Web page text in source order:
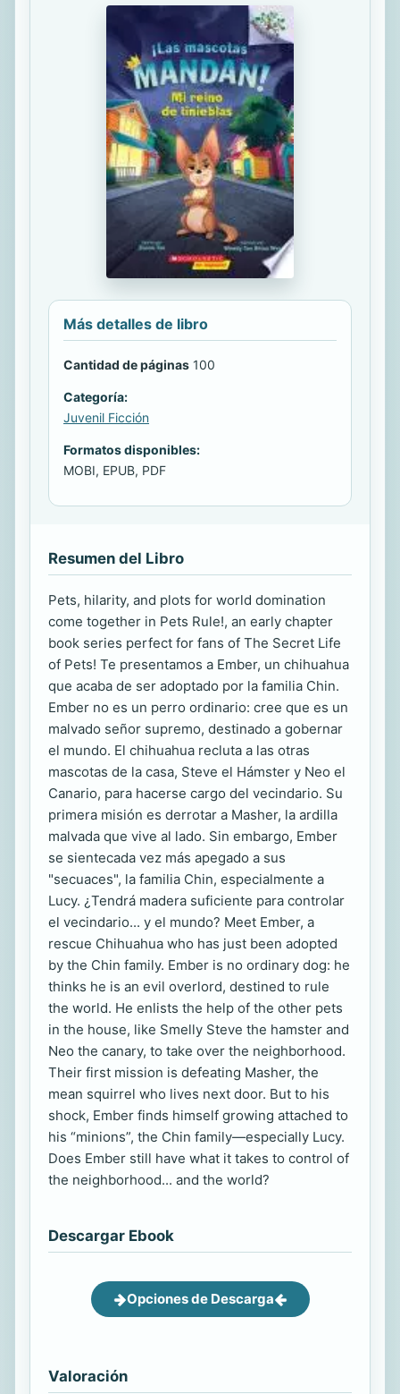
Más detalles de libro
Cantidad de páginas 100
Categoría:
Juvenil Ficción
Formatos disponibles:
MOBI, EPUB, PDF
Resumen del Libro
Pets, hilarity, and plots for world domination
come together in Pets Rule!, an early chapter
book series perfect for fans of The Secret Life
of Pets! Te presentamos a Ember, un chihuahua
que acaba de ser adoptado por la familia Chin.
Ember no es un perro ordinario: cree que es un
malvado señor supremo, destinado a gobernar
el mundo. El chihuahua recluta a las otras
mascotas de la casa, Steve el Hámster y Neo el
Canario, para hacerse cargo del vecindario. Su
primera misión es derrotar a Masher, la ardilla
malvada que vive al lado. Sin embargo, Ember
se sientecada vez más apegado a sus
"secuaces", la familia Chin, especialmente a
Lucy. ¿Tendrá madera suficiente para controlar
el vecindario... y el mundo? Meet Ember, a
rescue Chihuahua who has just been adopted
by the Chin family. Ember is no ordinary dog: he
thinks he is an evil overlord, destined to rule
the world. He enlists the help of the other pets
in the house, like Smelly Steve the hamster and
Neo the canary, to take over the neighborhood.
Their first mission is defeating Masher, the
mean squirrel who lives next door. But to his
shock, Ember finds himself growing attached to
his “minions”, the Chin family—especially Lucy.
Does Ember still have what it takes to control of
the neighborhood... and the world?
Descargar Ebook
Opciones de Descarga
Valoración